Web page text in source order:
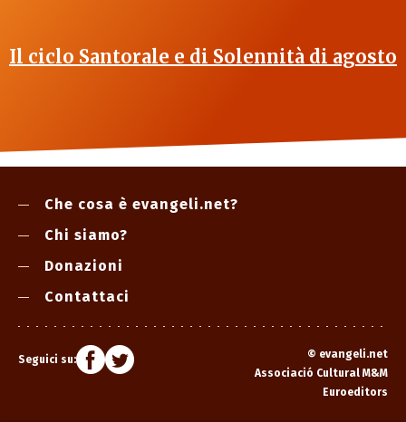
Il ciclo Santorale e di Solennità di agosto
Che cosa è evangeli.net?
Chi siamo?
Donazioni
Contattaci
Seguici su: © evangeli.net
Associació Cultural M&M
Euroeditors